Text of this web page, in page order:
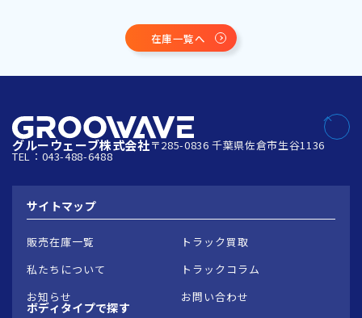
在庫一覧へ
グルーウェーブ株式会社〒285-0836 千葉県佐倉市生谷1136
TEL：043-488-6488
サイトマップ
販売在庫一覧
トラック買取
私たちについて
トラックコラム
お知らせ
お問い合わせ
ボディタイプで探す